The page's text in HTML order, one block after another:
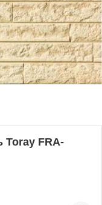
Toray FRA-